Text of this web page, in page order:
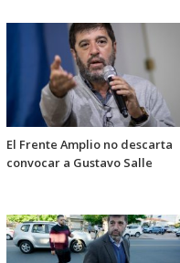
El Frente Amplio no descarta
convocar a Gustavo Salle